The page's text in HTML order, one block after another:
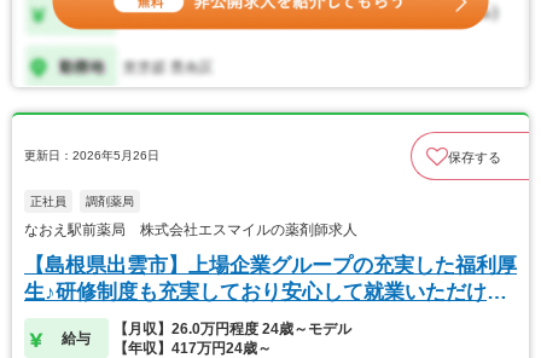
更新日：2026年5月26日 保存する
正社員 調剤薬局
なおえ駅前薬局 株式会社エスマイルの薬剤師求人
【島根県出雲市】上場企業グループの充実した福利厚
生♪研修制度も充実しており安心して就業いただけま
す！
給与
【月収】26.0万円程度 24歳～モデル
【年収】417万円24歳～